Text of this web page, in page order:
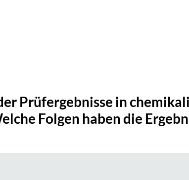
Prüfergebnisse in
Folgen haben die